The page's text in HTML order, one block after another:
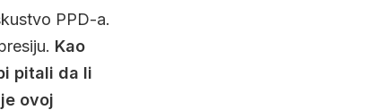
PPD-a.
Kao
pitali da li
ovoj